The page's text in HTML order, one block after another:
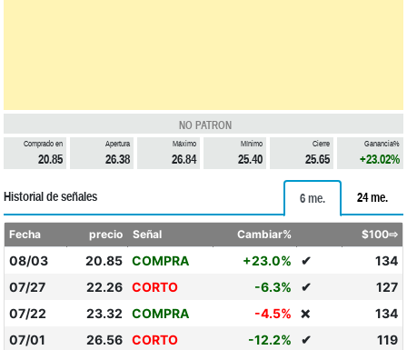
NO PATRON
Comprado en
20.85
Apertura
26.38
Máximo
26.84
Mínimo
25.40
Cierre
25.65
Ganancia%
+23.02%
Historial de señales 6 me. 24 me.
Fecha precio Señal Cambiar% $100⇨
08/03 20.85 COMPRA +23.0% ✔
134
07/27
22.26 CORTO -6.3% ✔
127
07/22
23.32 COMPRA -4.5% ❌
134
07/01
26.56 CORTO -12.2% ✔
119